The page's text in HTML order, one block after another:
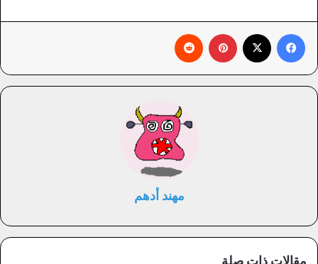
مهند أدهم
مقالات ذات صلة